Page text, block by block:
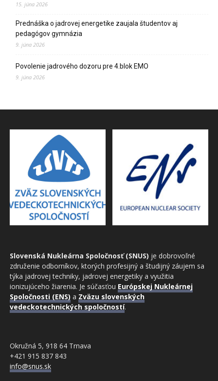
15. júna 2026
Prednáška o jadrovej energetike zaujala študentov aj
pedagógov gymnázia
9. júna 2026
Povolenie jadrového dozoru pre 4.blok EMO
9. júna 2026
Slovenská Nukleárna Spoločnosť (SNUS) je dobrovoľné
združenie odborníkov, ktorých profesijný a študijný záujem sa
týka jadrovej techniky, jadrovej energetiky a využitia
ionizujúceho žiarenia. Je súčasťou Európskej Nukleárnej
Spoločnosti (ENS) a Zväzu slovenských
vedeckotechnických spoločností.
Okružná 5, 918 64 Trnava
+421 915 837 843
info@snus.sk